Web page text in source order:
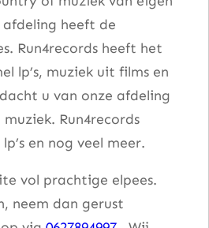
heeft de
Run4records heeft het
lp’s, muziek uit films en
u van onze afdeling
Run4records
en nog veel meer.
vol prachtige elpees.
neem dan gerust